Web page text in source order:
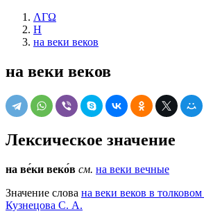
ΛΓΩ
Н
на веки веков
на веки веков
Лексическое значение
на ве́ки веко́в см. на веки вечные
Значение слова на веки веков в
Кузнецова С. А.